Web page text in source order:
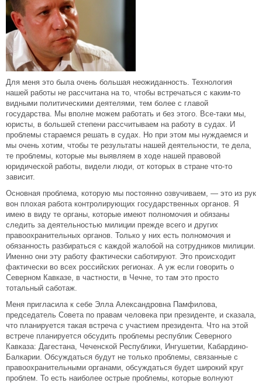
Для меня это была очень большая неожиданность. Технология
нашей работы не рассчитана на то, чтобы встречаться с каким-то
видными политическими деятелями, тем более с главой
государства. Мы вполне можем работать и без этого. Все-таки мы,
юристы, в большей степени рассчитываем на работу в судах. И
проблемы стараемся решать в судах. Но при этом мы нуждаемся и
мы очень хотим, чтобы те результаты нашей деятельности, те дела,
те проблемы, которые мы выявляем в ходе нашей правовой
юридической работы, видели люди, от которых в стране что-то
зависит.
Основная проблема, которую мы постоянно озвучиваем, — это из рук
вон плохая работа контролирующих государственных органов. Я
имею в виду те органы, которые имеют полномочия и обязаны
следить за деятельностью милиции прежде всего и других
правоохранительных органов. Только у них есть полномочия и
обязанность разбираться с каждой жалобой на сотрудников милиции.
Именно они эту работу фактически саботируют. Это происходит
фактически во всех российских регионах. А уж если говорить о
Северном Кавказе, в частности, в Чечне, то там это просто
тотальный саботаж.
Меня пригласила к себе Элла Александровна Памфилова,
председатель Совета по правам человека при президенте, и сказала,
что планируется такая встреча с участием президента. Что на этой
встрече планируется обсудить проблемы республик Северного
Кавказа: Дагестана, Чеченской Республики, Ингушетии, Кабардино-
Балкарии. Обсуждаться будут не только проблемы, связанные с
правоохранительными органами, обсуждаться будет широкий круг
проблем. То есть наиболее острые проблемы, которые волнуют